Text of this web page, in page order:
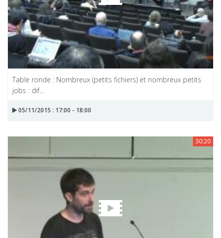
Table ronde : Nombreux (petits fichiers) et nombreux petits
jobs : dif...
05/11/2015 : 17:00 - 18:00
30:20